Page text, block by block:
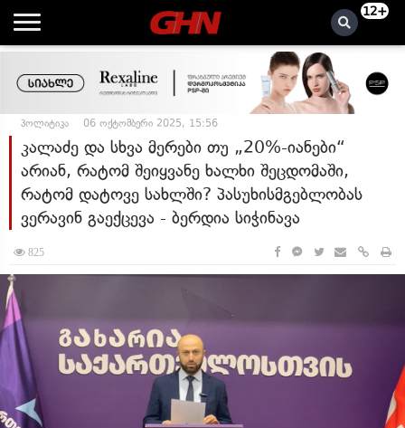
12+
პოლიტიკა 06 ოქტომბერი 2025, 15:56
კალაძე და სხვა მერები თუ „20%-იანები“
არიან, რატომ შეიყვანე ხალხი შეცდომაში,
რატომ დატოვე სახლში? პასუხისმგებლობას
ვერავინ გაექცევა - ბერდია სიჭინავა
825